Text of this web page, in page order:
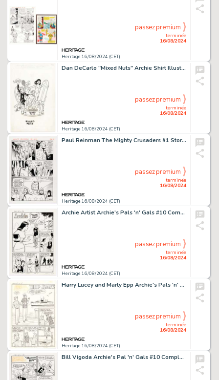
Heritage 16/08/2024 (CET)
terminée
16/08/2024
passez premium
Dan DeCarlo "Mixed Nuts" Archie Shirt Illustration Original Art (Archie, 1985).
Heritage 16/08/2024 (CET)
terminée
16/08/2024
passez premium
Paul Reinman The Mighty Crusaders #1 Story Page 5 Original Art (Archie, 1965).
Heritage 16/08/2024 (CET)
terminée
16/08/2024
passez premium
Archie Artist Archie's Pals 'n' Gals #10 Complete 3-Page Story "Balms Away!" Original Art (Archie, 1959). (Total: 3 Original Art)
Heritage 16/08/2024 (CET)
terminée
16/08/2024
passez premium
Harry Lucey and Marty Epp Archie's Pals 'n' Gals #10 Complete 10-Page Story "Ship Shake" Original Art (Archie, 1959). (Total: 10 Original Art)
Heritage 16/08/2024 (CET)
terminée
16/08/2024
passez premium
Bill Vigoda Archie's Pal 'n' Gals #10 Complete 6-Page Story "Runner Up" Original Art (Archie, 1959). (Total: 6 Original Art)